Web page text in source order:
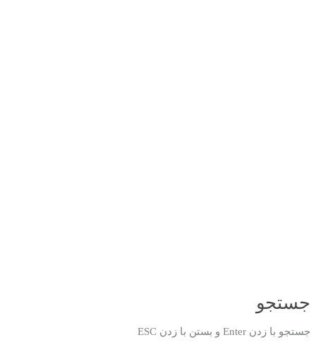
جستجو
جستجو با زدن Enter و بستن با زدن ESC